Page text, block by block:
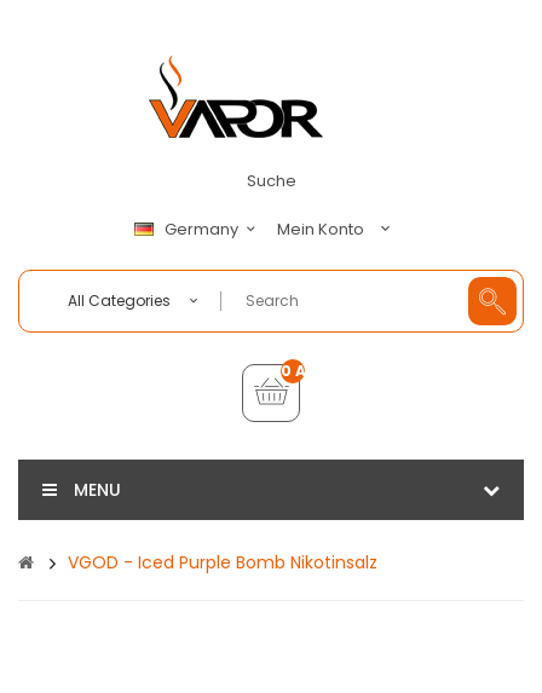
Suche
Germany Mein Konto
All Categories
0 Artikel - €0,00
MENU
VGOD - Iced Purple Bomb Nikotinsalz